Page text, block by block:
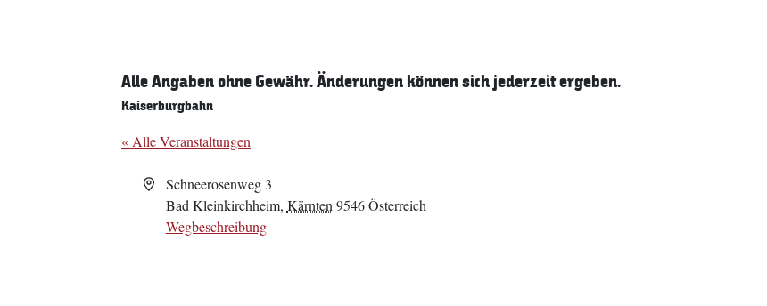
Alle Angaben ohne Gewähr. Änderungen können sich jederzeit ergeben.
Kaiserburgbahn
« Alle Veranstaltungen
AdresseSchneerosenweg 3
Bad Kleinkirchheim, Kärnten 9546 Österreich
Wegbeschreibung